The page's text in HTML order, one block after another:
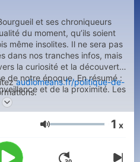
et ses chroniqueurs
du moment, qu’ils soient
même insolites. Il ne sera pas
dans nos tranches infos, mais
la curiosité et la découverte
de notre époque. En résumé :
et de la proximité. Les
par le biais des réseaux
audiomeans.fr/politique-de-
Volume 1 x